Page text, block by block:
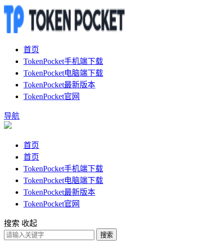
首页
TokenPocket手机端下载
TokenPocket电脑端下载
TokenPocket最新版本
TokenPocket官网
导航
首页
首页
TokenPocket手机端下载
TokenPocket电脑端下载
TokenPocket最新版本
TokenPocket官网
搜索 收起
搜索